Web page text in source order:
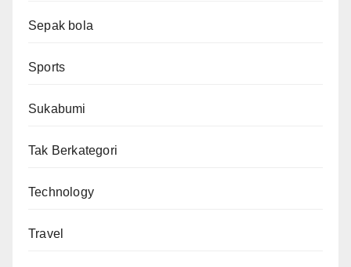
Sepak bola
Sports
Sukabumi
Tak Berkategori
Technology
Travel